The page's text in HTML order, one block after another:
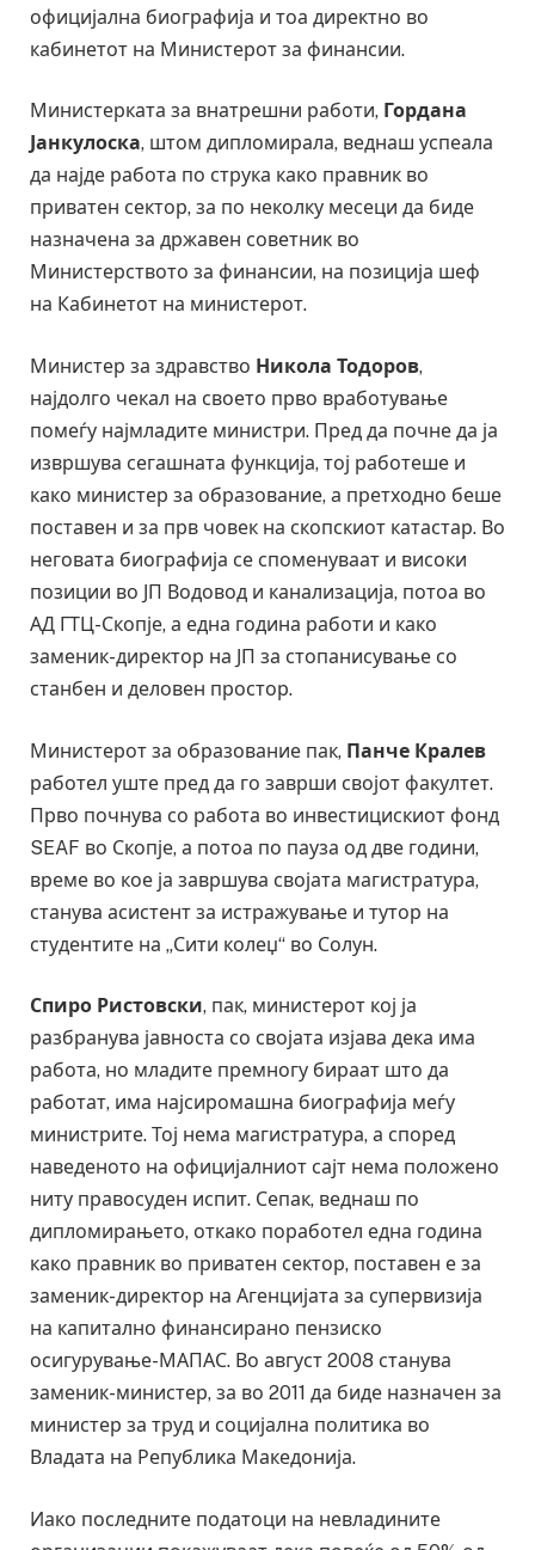
официјална биографија и тоа директно во
кабинетот на Министерот за финансии.
Министерката за внатрешни работи, Гордана
Јанкулоска, штом дипломирала, веднаш успеала
да најде работа по струка како правник во
приватен сектор, за по неколку месеци да биде
назначена за државен советник во
Министерството за финансии, на позиција шеф
на Кабинетот на министерот.
Министер за здравство Никола Тодоров,
најдолго чекал на своето прво вработување
помеѓу најмладите министри. Пред да почне да ја
извршува сегашната функција, тој работеше и
како министер за образование, а претходно беше
поставен и за прв човек на скопскиот катастар. Во
неговата биографија се споменуваат и високи
позиции во ЈП Водовод и канализација, потоа во
АД ГТЦ-Скопје, а една година работи и како
заменик-директор на ЈП за стопанисување со
станбен и деловен простор.
Министерот за образование пак, Панче Кралев
работел уште пред да го заврши својот факултет.
Прво почнува со работа во инвестицискиот фонд
SEAF во Скопје, а потоа по пауза од две години,
време во кое ја завршува својата магистратура,
станува асистент за истражување и тутор на
студентите на „Сити колеџ“ во Солун.
Спиро Ристовски, пак, министерот кој ја
разбранува јавноста со својата изјава дека има
работа, но младите премногу бираат што да
работат, има најсиромашна биографија меѓу
министрите. Тој нема магистратура, а според
наведеното на официјалниот сајт нема положено
ниту правосуден испит. Сепак, веднаш по
дипломирањето, откако поработел една година
како правник во приватен сектор, поставен е за
заменик-директор на Агенцијата за супервизија
на капитално финансирано пензиско
осигурување-МАПАС. Во август 2008 станува
заменик-министер, за во 2011 да биде назначен за
министер за труд и социјална политика во
Владата на Република Македонија.
Иако последните податоци на невладините